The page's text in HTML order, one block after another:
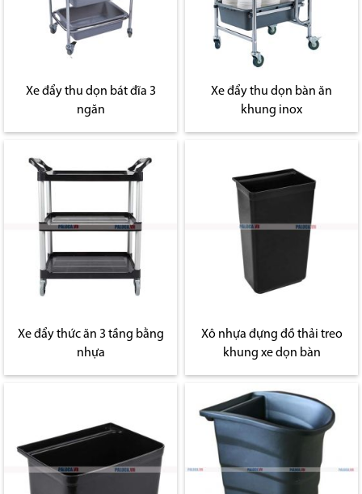
Xe đẩy thu dọn bát đĩa 3
ngăn
Xe đẩy thu dọn bàn ăn
khung inox
Xe đẩy thức ăn 3 tầng bằng
nhựa
Xô nhựa đựng đồ thải treo
khung xe dọn bàn